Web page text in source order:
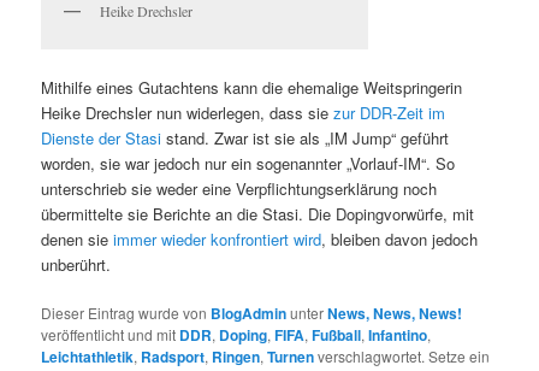
Heike Drechsler
Mithilfe eines Gutachtens kann die ehemalige Weitspringerin
Heike Drechsler nun widerlegen, dass siezur DDR-Zeit im
Dienste der Stasi stand. Zwar ist sie als „IM Jump“ geführt
worden, sie war jedoch nur ein sogenannter „Vorlauf-IM“. So
unterschrieb sie weder eine Verpflichtungserklärung noch
übermittelte sie Berichte an die Stasi. Die Dopingvorwürfe, mit
denen sieimmer wieder konfrontiert wird, bleiben davon jedoch
unberührt.
Dieser Eintrag wurde von BlogAdminunterNews, News, News!
veröffentlicht und mit DDR, Doping,FIFA,Fußball,Infantino,
Leichtathletik, Radsport, Ringen,Turnenverschlagwortet. Setze ein